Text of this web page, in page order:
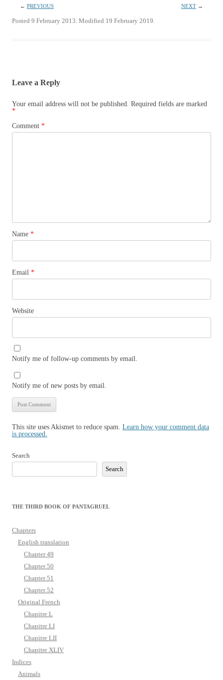
← PREVIOUS NEXT →
Posted 9 February 2013. Modified 19 February 2019.
Leave a Reply
Your email address will not be published. Required fields are marked
*
Comment *
Name *
Email *
Website
Notify me of follow-up comments by email.
Notify me of new posts by email.
This site uses Akismet to reduce spam. Learn how your comment data
is processed.
Search
Search
THE THIRD BOOK OF PANTAGRUEL
Chapters
English translation
Chapter 49
Chapter 50
Chapter 51
Chapter 52
Original French
Chapitre L
Chapitre LI
Chapitre LII
Chapitre XLIV
Indices
Animals